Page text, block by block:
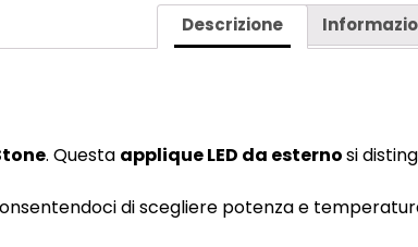
Descrizione
. Questa applique LED da esternosi
di scegliere potenza e